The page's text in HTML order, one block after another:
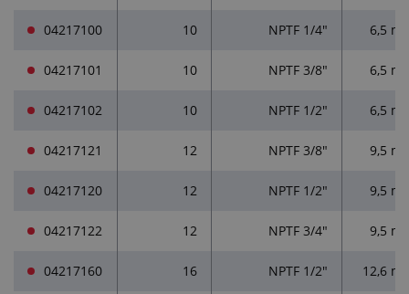
04217100 10 NPTF 1/4" 6,5
04217101 10 NPTF 3/8" 6,5
04217102 10 NPTF 1/2" 6,5
04217121 12 NPTF 3/8" 9,5
04217120 12 NPTF 1/2" 9,5
04217122 12 NPTF 3/4" 9,5
04217160 16 NPTF 1/2" 12,6